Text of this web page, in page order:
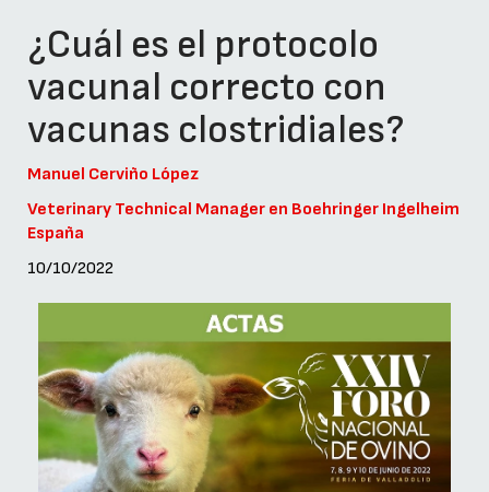
¿Cuál es el protocolo
vacunal correcto con
vacunas clostridiales?
Manuel Cerviño López
Veterinary Technical Manager en Boehringer Ingelheim
España
10/10/2022